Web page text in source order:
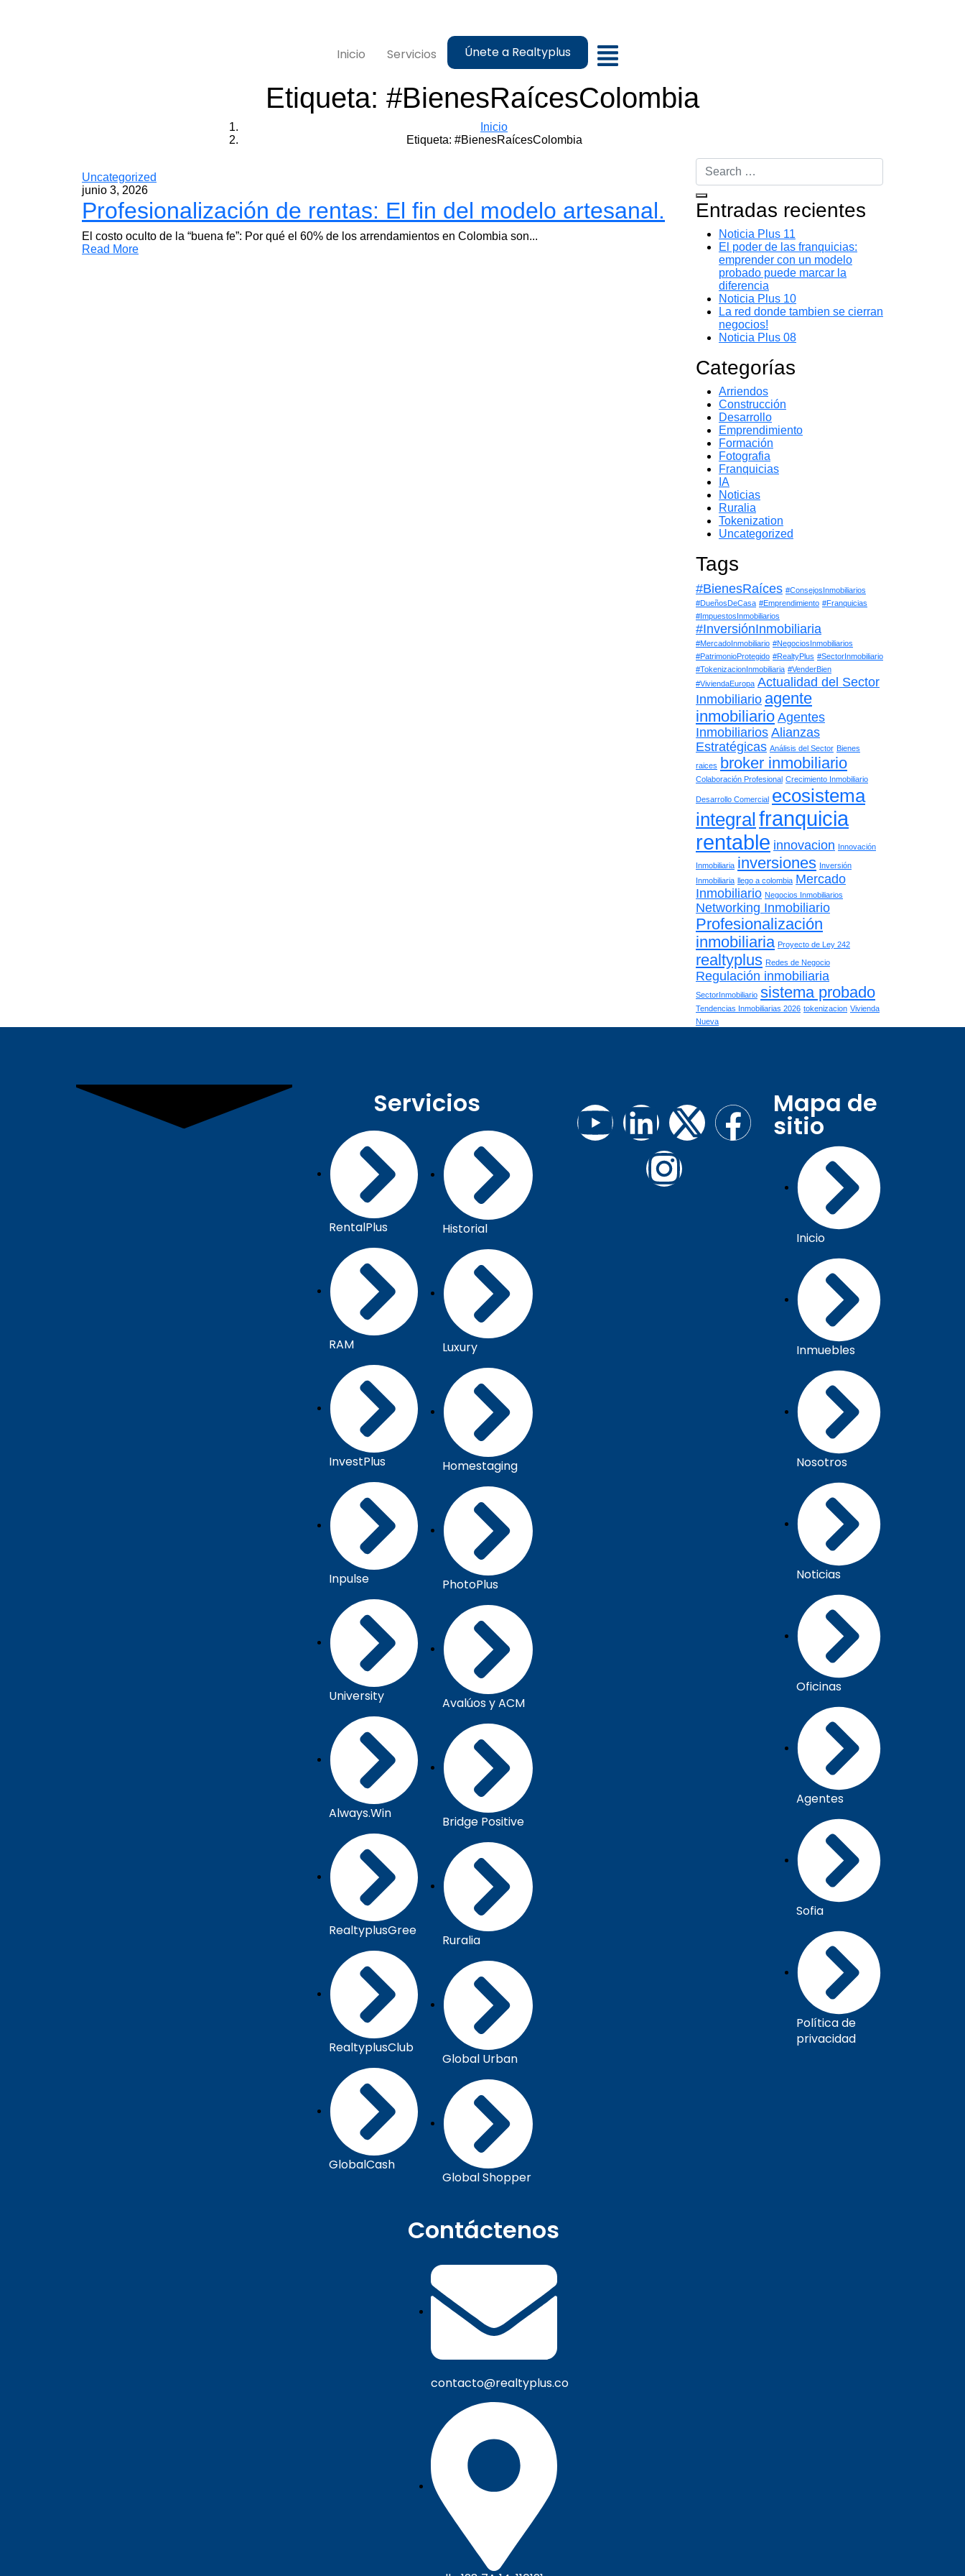
Inicio Servicios Únete a Realtyplus
Etiqueta: #BienesRaícesColombia
Inicio
Etiqueta: #BienesRaícesColombia
Uncategorized
junio 3, 2026
Profesionalización de rentas: El fin del modelo artesanal.
El costo oculto de la “buena fe”: Por qué el 60% de los arrendamientos en Colombia son...
Read More
Entradas recientes
Noticia Plus 11
El poder de las franquicias:
emprender con un modelo
probado puede marcar la
diferencia
Noticia Plus 10
La red donde tambien se cierran
negocios!
Noticia Plus 08
Categorías
Arriendos
Construcción
Desarrollo
Emprendimiento
Formación
Fotografia
Franquicias
IA
Noticias
Ruralia
Tokenization
Uncategorized
Tags
#BienesRaíces #ConsejosInmobiliarios
#DueñosDeCasa #Emprendimiento #Franquicias
#ImpuestosInmobiliarios
#InversiónInmobiliaria
#MercadoInmobiliario #NegociosInmobiliarios
#PatrimonioProtegido #RealtyPlus #SectorInmobiliario
#TokenizacionInmobiliaria #VenderBien
#ViviendaEuropa Actualidad del Sector
Inmobiliario agente
inmobiliario Agentes
Inmobiliarios Alianzas
Estratégicas Análisis del Sector Bienes
raices broker inmobiliario
Colaboración Profesional Crecimiento Inmobiliario
Desarrollo Comercial ecosistema
integral franquicia
rentable innovacion Innovación
Inmobiliaria inversiones Inversión
Inmobiliaria llego a colombia Mercado
Inmobiliario Negocios Inmobiliarios
Networking Inmobiliario
Profesionalización
inmobiliaria Proyecto de Ley 242
realtyplus Redes de Negocio
Regulación inmobiliaria
SectorInmobiliario sistema probado
Tendencias Inmobiliarias 2026 tokenizacion Vivienda
Nueva
Servicios
RentalPlus
RAM
InvestPlus
Inpulse
University
Always.Win
RealtyplusGree
RealtyplusClub
GlobalCash
Historial
Luxury
Homestaging
PhotoPlus
Avalúos y ACM
Bridge Positive
Ruralia
Global Urban
Global Shopper
Mapa de
sitio
Inicio
Inmuebles
Nosotros
Noticias
Oficinas
Agentes
Sofia
Política de
privacidad
Contáctenos
contacto@realtyplus.co